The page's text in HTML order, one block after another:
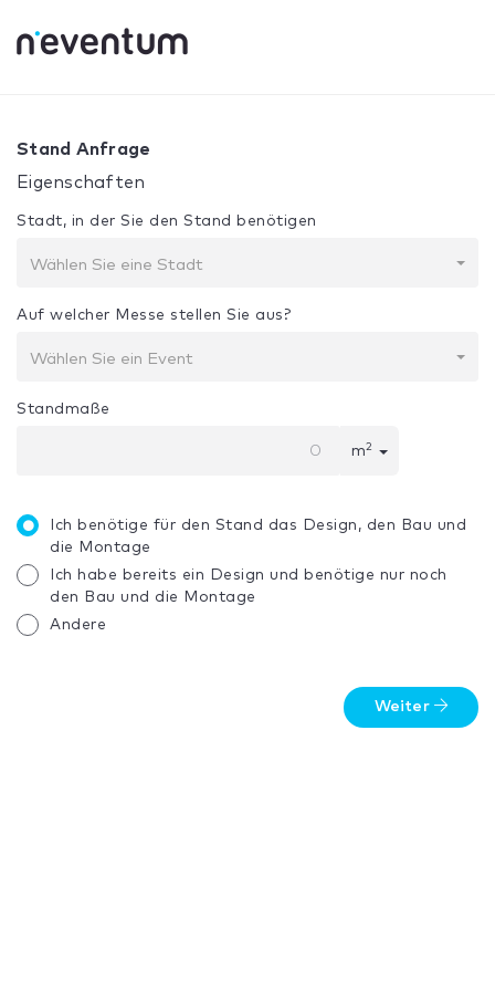
Ihre Auswahl: Design + Bau
Stand Anfrage
Eigenschaften
Stadt, in der Sie den Stand benötigen
Wählen Sie eine Stadt
Auf welcher Messe stellen Sie aus?
Wählen Sie ein Event
Standmaße
m2
Ich benötige für den Stand das Design, den Bau und
die Montage
Ich habe bereits ein Design und benötige nur noch
den Bau und die Montage
Andere
Weiter